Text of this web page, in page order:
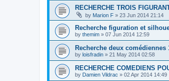
RECHERCHE TROIS
by Marion F » 23 Jun 2014 21:14
Recherche figuration et
by themim » 07 Jun 2014 12:59
Recherche deux comédiennes
by loisfradin » 21 May 2014 02:58
RECHERCHE COMEDIENS
by Damien Vildrac » 02 Apr 2014 14:49